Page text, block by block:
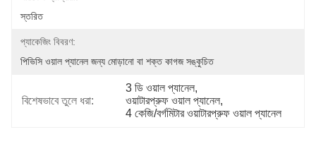
স্তরিত
প্যাকেজিং বিবরণ:
পিভিসি ওয়াল প্যানেল জন্য মোড়ানো বা শক্ত কাগজ সঙ্কুচিত
বিশেষভাবে তুলে ধরা:
3 ডি ওয়াল প্যানেল,
ওয়াটারপ্রুফ ওয়াল প্যানেল,
4 কেজি/বর্গমিটার ওয়াটারপ্রুফ ওয়াল প্যানেল